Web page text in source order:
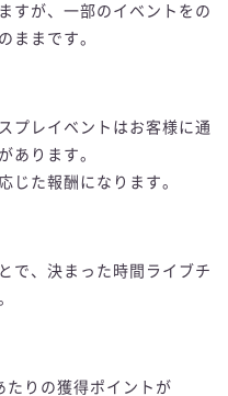
すが、一部のイベントをの
ままです。
プレイベントはお客様に通
あります。
じた報酬になります。
で、決まった時間ライブチ
たりの獲得ポイントが